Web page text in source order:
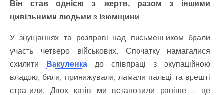
Він став однією з жертв, разом з іншими
цивільними людьми з Ізюмщини.
У знущаннях та розправі над письменником брали
участь четверо військових. Спочатку намагалися
схилити
Вакуленка до співпраці з окупаційною
владою, били, принижували, ламали пальці та врешті
стратили. Двох катів ми встановили раніше – це